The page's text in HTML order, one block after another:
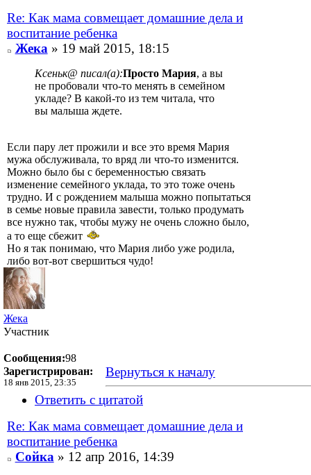
Re: Как мама совмещает домашние дела и
воспитание ребенка
Жека» 19 май 2015, 18:15
Ксеньк@ писал(а):Просто Мария, а вы
не пробовали что-то менять в семейном
укладе? В какой-то из тем читала, что
вы малыша ждете.
Если пару лет прожили и все это время Мария
мужа обслуживала, то вряд ли что-то изменится.
Можно было бы с беременностью связать
изменение семейного уклада, то это тоже очень
трудно. И с рождением малыша можно попытаться
в семье новые правила завести, только продумать
все нужно так, чтобы мужу не очень сложно было,
а то еще сбежит
Но я так понимаю, что Мария либо уже родила,
либо вот-вот свершиться чудо!
Жека
Участник
Сообщения:98
Зарегистрирован:
18 янв 2015, 23:35
Вернуться к началу
Ответить с цитатой
Re: Как мама совмещает домашние дела и
воспитание ребенка
Сойка » 12 апр 2016, 14:39